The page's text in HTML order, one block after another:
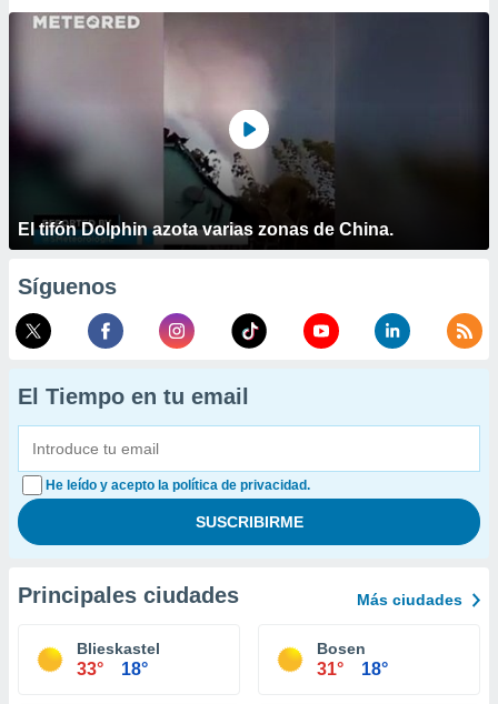
El tifón Dolphin azota varias zonas de China.
Síguenos
El Tiempo en tu email
He leído y acepto la política de privacidad.
Principales ciudades Más ciudades
Blieskastel
33° 18°
Bosen
31° 18°